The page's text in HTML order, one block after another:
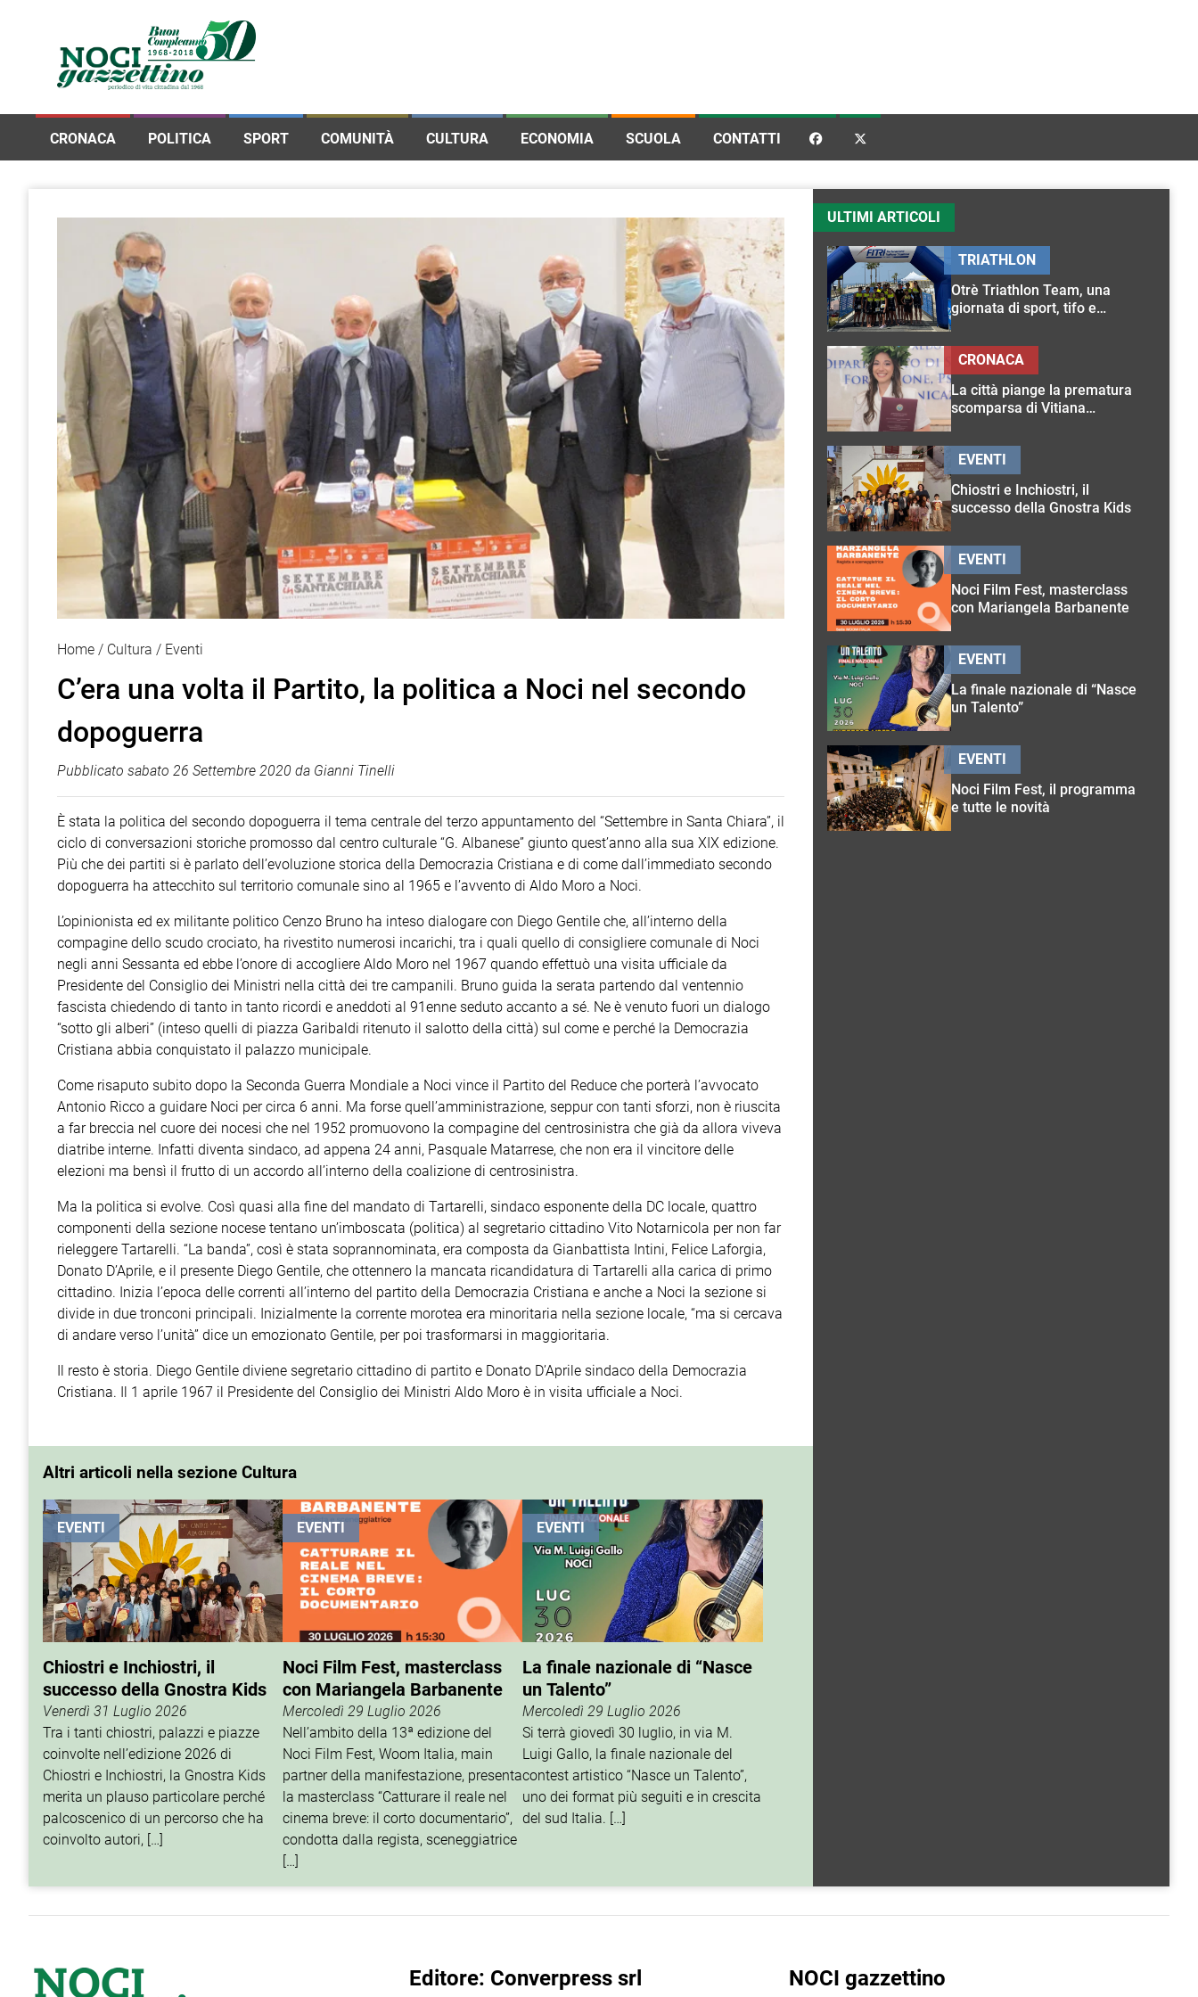
CRONACA POLITICA SPORT COMUNITÀ CULTURA ECONOMIA SCUOLA CONTATTI  
Home Cultura Eventi
C’era una volta il Partito, la politica a Noci nel secondo
dopoguerra
Pubblicato sabato 26 Settembre 2020 da Gianni Tinelli
È stata la politica del secondo dopoguerra il tema centrale del terzo appuntamento del “Settembre in Santa Chiara”, il
ciclo di conversazioni storiche promosso dal centro culturale “G. Albanese” giunto quest’anno alla sua XIX edizione.
Più che dei partiti si è parlato dell’evoluzione storica della Democrazia Cristiana e di come dall’immediato secondo
dopoguerra ha attecchito sul territorio comunale sino al 1965 e l’avvento di Aldo Moro a Noci.
L’opinionista ed ex militante politico Cenzo Bruno ha inteso dialogare con Diego Gentile che, all’interno della
compagine dello scudo crociato, ha rivestito numerosi incarichi, tra i quali quello di consigliere comunale di Noci
negli anni Sessanta ed ebbe l’onore di accogliere Aldo Moro nel 1967 quando effettuò una visita ufficiale da
Presidente del Consiglio dei Ministri nella città dei tre campanili. Bruno guida la serata partendo dal ventennio
fascista chiedendo di tanto in tanto ricordi e aneddoti al 91enne seduto accanto a sé. Ne è venuto fuori un dialogo
“sotto gli alberi” (inteso quelli di piazza Garibaldi ritenuto il salotto della città) sul come e perché la Democrazia
Cristiana abbia conquistato il palazzo municipale.
Come risaputo subito dopo la Seconda Guerra Mondiale a Noci vince il Partito del Reduce che porterà l’avvocato
Antonio Ricco a guidare Noci per circa 6 anni. Ma forse quell’amministrazione, seppur con tanti sforzi, non è riuscita
a far breccia nel cuore dei nocesi che nel 1952 promuovono la compagine del centrosinistra che già da allora viveva
diatribe interne. Infatti diventa sindaco, ad appena 24 anni, Pasquale Matarrese, che non era il vincitore delle
elezioni ma bensì il frutto di un accordo all’interno della coalizione di centrosinistra.
Ma la politica si evolve. Così quasi alla fine del mandato di Tartarelli, sindaco esponente della DC locale, quattro
componenti della sezione nocese tentano un’imboscata (politica) al segretario cittadino Vito Notarnicola per non far
rieleggere Tartarelli. “La banda”, così è stata soprannominata, era composta da Gianbattista Intini, Felice Laforgia,
Donato D’Aprile, e il presente Diego Gentile, che ottennero la mancata ricandidatura di Tartarelli alla carica di primo
cittadino. Inizia l’epoca delle correnti all’interno del partito della Democrazia Cristiana e anche a Noci la sezione si
divide in due tronconi principali. Inizialmente la corrente morotea era minoritaria nella sezione locale, “ma si cercava
di andare verso l’unità” dice un emozionato Gentile, per poi trasformarsi in maggioritaria.
Il resto è storia. Diego Gentile diviene segretario cittadino di partito e Donato D’Aprile sindaco della Democrazia
Cristiana. Il 1 aprile 1967 il Presidente del Consiglio dei Ministri Aldo Moro è in visita ufficiale a Noci.
Altri articoli nella sezione Cultura
EVENTI
Chiostri e Inchiostri, il
successo della Gnostra Kids
Venerdì 31 Luglio 2026
Tra i tanti chiostri, palazzi e piazze
coinvolte nell’edizione 2026 di
Chiostri e Inchiostri, la Gnostra Kids
merita un plauso particolare perché
palcoscenico di un percorso che ha
coinvolto autori, […]
EVENTI
Noci Film Fest, masterclass
con Mariangela Barbanente
Mercoledì 29 Luglio 2026
Nell’ambito della 13ª edizione del
Noci Film Fest, Woom Italia, main
partner della manifestazione, presenta
la masterclass “Catturare il reale nel
cinema breve: il corto documentario”,
condotta dalla regista, sceneggiatrice
[…]
EVENTI
La finale nazionale di “Nasce
un Talento”
Mercoledì 29 Luglio 2026
Si terrà giovedì 30 luglio, in via M.
Luigi Gallo, la finale nazionale del
contest artistico “Nasce un Talento”,
uno dei format più seguiti e in crescita
del sud Italia. […]
ULTIMI ARTICOLI
Otrè Triathlon Team, una
giornata di sport, tifo e
TRIATHLON
La città piange la prematura
scomparsa di Vitiana
CRONACA
Chiostri e Inchiostri, il
successo della Gnostra Kids
EVENTI
Noci Film Fest, masterclass
con Mariangela Barbanente
EVENTI
La finale nazionale di “Nasce
un Talento”
EVENTI
Noci Film Fest, il programma
e tutte le novità
EVENTI
Editore: Converpress srl NOCI gazzettino